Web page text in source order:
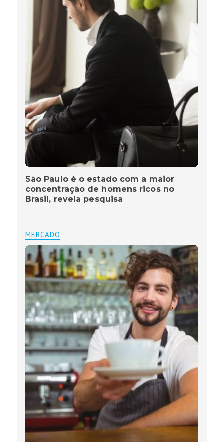
São Paulo é o estado com a maior
concentração de homens ricos no
Brasil, revela pesquisa
MERCADO